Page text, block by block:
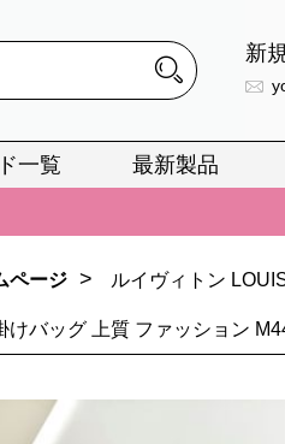
新
一覧 最新製品
作入荷！ルイ・ヴィトンスーパー
店は正真正銘のn級スーパーコピー
新作入荷！ルイ・ヴィトンスーパー
ページ > ルイヴィトン
けバッグ 上質 ファッション